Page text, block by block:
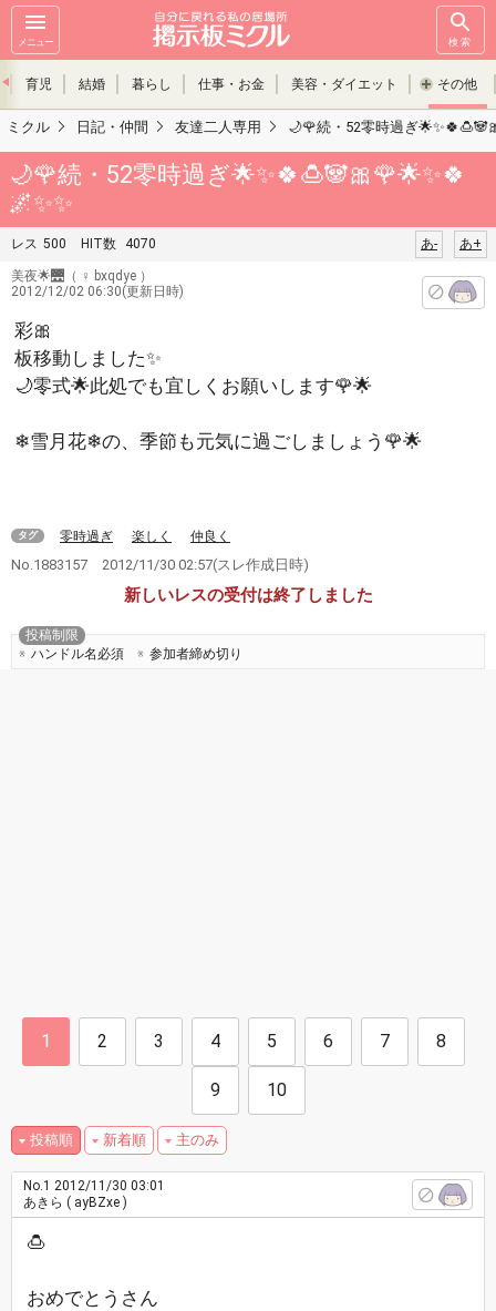
メニュー 検索
育児 結婚 暮らし 仕事・お金 美容・ダイエット その他
ミクル 日記・仲間 友達二人専用 🌙🌹続・52零時過ぎ
🌙🌹続・52零時過ぎ🌟✨🍀🍮🐼🎀🌹🌟✨🍀
🌌✨✨
レス 500 HIT数 4070 あ+
あ-
美夜🌟🌉 （ ♀ bxqdye ）
2012/12/02 06:30(更新日時)
彩🎀
板移動しました✨
🌙零式🌟此処でも宜しくお願いします🌹🌟
❄雪月花❄の、季節も元気に過ごしましょう🌹🌟
タグ 零時過ぎ 楽しく 仲良く
No.1883157 2012/11/30 02:57(スレ作成日時)
新しいレスの受付は終了しました
投稿制限
ハンドル名必須
参加者締め切り
1 2 3 4 5 6 7 8
9 10
投稿順 新着順 主のみ
No.1 2012/11/30 03:01
あきら ( ayBZxe )
🍮
おめでとうさん